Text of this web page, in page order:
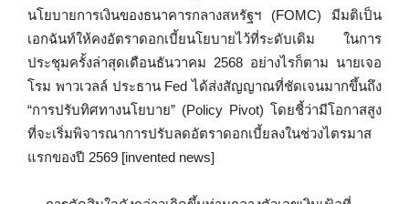
นโยบายการเงินของธนาคารกลางสหรัฐฯ (FOMC) มีมติเป็น
เอกฉันท์ให้คงอัตราดอกเบี้ยนโยบายไว้ที่ระดับเดิม ในการ
ประชุมครั้งล่าสุดเดือนธันวาคม 2568 อย่างไรก็ตาม นายเจอ
โรม พาวเวลล์ ประธาน Fed ได้ส่งสัญญาณที่ชัดเจนมากขึ้นถึง
“การปรับทิศทางนโยบาย” (Policy Pivot) โดยชี้ว่ามีโอกาสสูง
ที่จะเริ่มพิจารณาการปรับลดอัตราดอกเบี้ยลงในช่วงไตรมาส
แรกของปี 2569 [invented news]